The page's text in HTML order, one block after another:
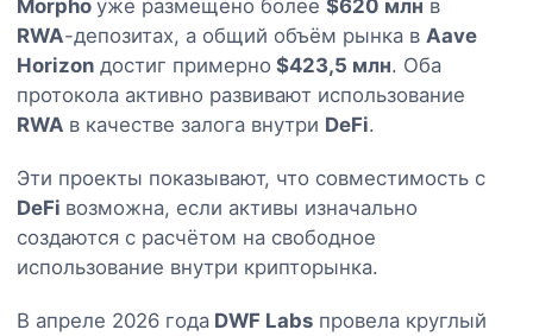
Morpho уже размещено более $620 млн в
RWA-депозитах, а общий объём рынка в Aave
Horizon достиг примерно $423,5 млн. Оба
протокола активно развивают использование
RWA в качестве залога внутри DeFi.
Эти проекты показывают, что совместимость с
DeFi возможна, если активы изначально
создаются с расчётом на свободное
использование внутри крипторынка.
В апреле 2026 года DWF Labs провела круглый